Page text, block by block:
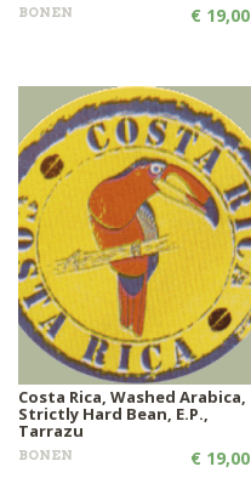
BONEN € 19,00
Costa Rica, Washed Arabica,
Strictly Hard Bean, E.P.,
Tarrazu
BONEN € 19,00